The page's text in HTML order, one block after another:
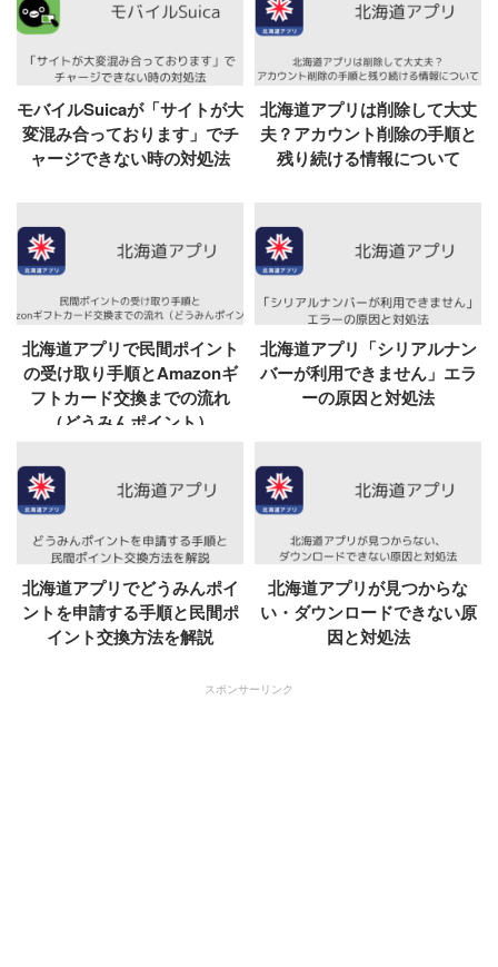
モバイルSuicaが「サイトが大
変混み合っております」でチ
ャージできない時の対処法
北海道アプリは削除して大丈
夫？アカウント削除の手順と
残り続ける情報について
北海道アプリで民間ポイント
の受け取り手順とAmazonギ
フトカード交換までの流れ
（どうみんポイント）
北海道アプリ「シリアルナン
バーが利用できません」エラ
ーの原因と対処法
北海道アプリでどうみんポイ
ントを申請する手順と民間ポ
イント交換方法を解説
北海道アプリが見つからな
い・ダウンロードできない原
因と対処法
スポンサーリンク